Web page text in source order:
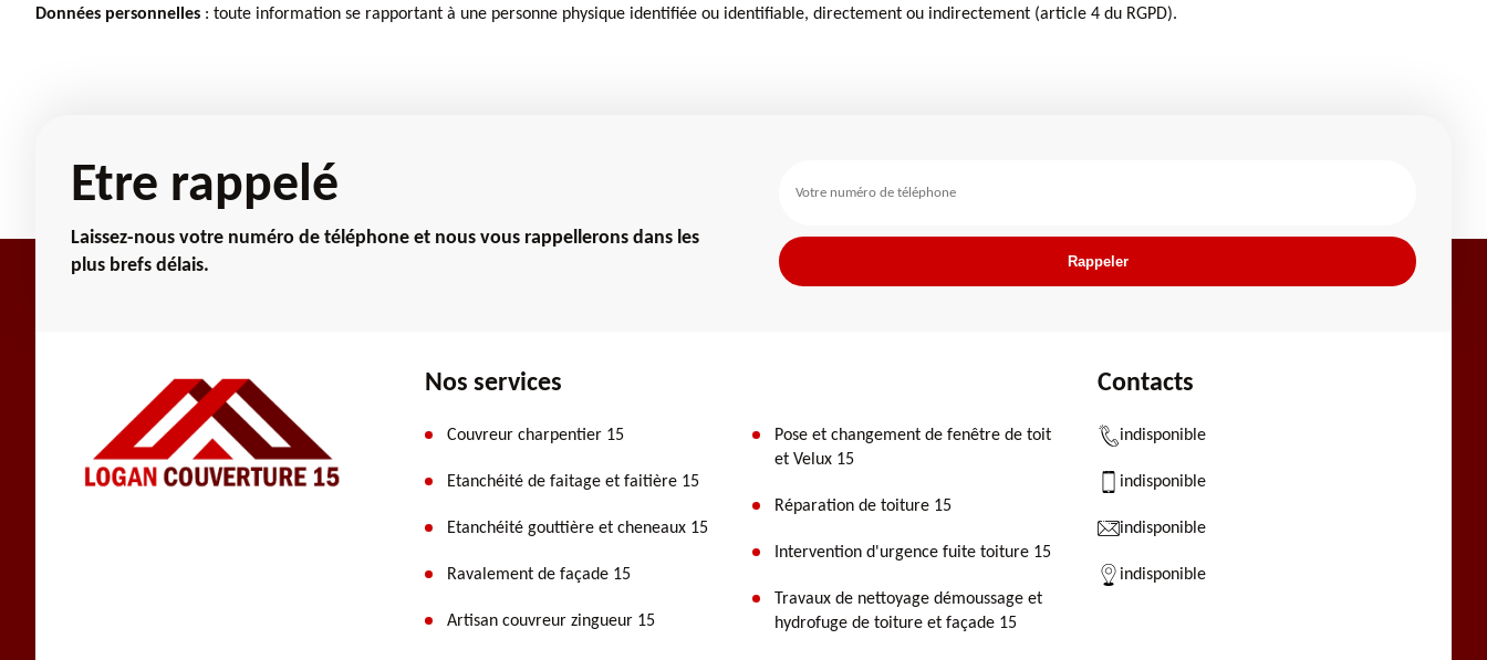
Données personnelles : toute information se rapportant à une personne physique identifiée ou identifiable, directement ou indirectement (article 4 du RGPD).
Etre rappelé
Laissez-nous votre numéro de téléphone et nous vous rappellerons dans les
plus brefs délais.
Nos services
Couvreur charpentier 15
Etanchéité de faitage et faitière 15
Etanchéité gouttière et cheneaux 15
Ravalement de façade 15
Artisan couvreur zingueur 15
Pose et changement de fenêtre de toit
et Velux 15
Réparation de toiture 15
Intervention d'urgence fuite toiture 15
Travaux de nettoyage démoussage et
hydrofuge de toiture et façade 15
Contacts
indisponible
indisponible
indisponible
indisponible